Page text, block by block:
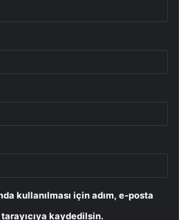
kullanılması için adım, e-posta
kaydedilsin.